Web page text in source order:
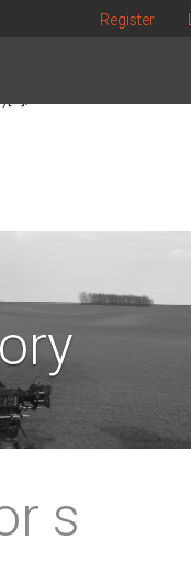
ga.type =
') +
Register
s